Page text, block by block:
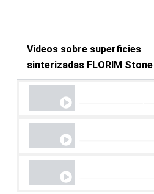
Videos sobre superficies
sinterizadas FLORIM Stone
FLORIM stone
Florim 4.0
Florim - Ser